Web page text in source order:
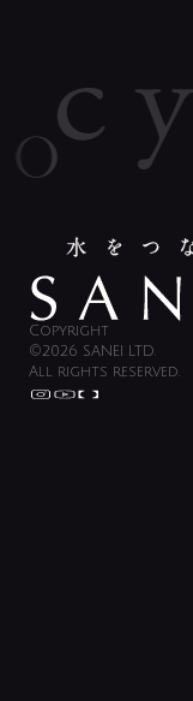
Copyright
©2026 SANEI LTD.
All rights reserved.